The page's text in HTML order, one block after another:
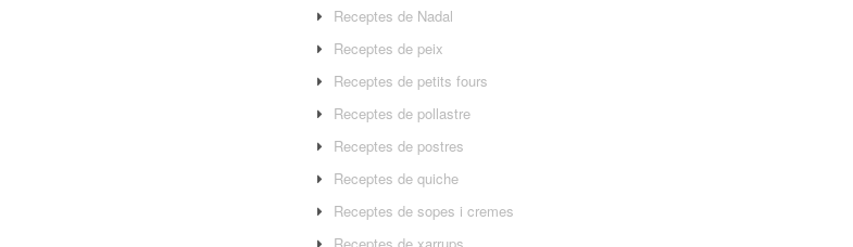
Receptes de Nadal
Receptes de peix
Receptes de petits fours
Receptes de pollastre
Receptes de postres
Receptes de quiche
Receptes de sopes i cremes